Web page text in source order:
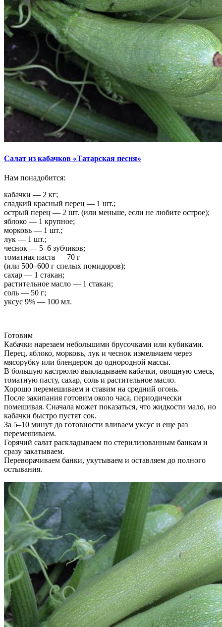
Салат из кабачков «Татарская песня»
Нам понадобится:
кабачки — 2 кг;
сладкий красный перец — 1 шт.;
острый перец — 2 шт. (или меньше, если не любите острое);
яблоко — 1 крупное;
морковь — 1 шт.;
лук — 1 шт.;
чеснок — 5–6 зубчиков;
томатная паста — 70 г
(или 500–600 г спелых помидоров);
сахар — 1 стакан;
растительное масло — 1 стакан;
соль — 50 г;
уксус 9% — 100 мл.
Готовим
Кабачки нарезаем небольшими брусочками или кубиками.
Перец, яблоко, морковь, лук и чеснок измельчаем через
мясорубку или блендером до однородной массы.
В большую кастрюлю выкладываем кабачки, овощную смесь,
томатную пасту, сахар, соль и растительное масло.
Хорошо перемешиваем и ставим на средний огонь.
После закипания готовим около часа, периодически
помешивая. Сначала может показаться, что жидкости мало, но
кабачки быстро пустят сок.
За 5–10 минут до готовности вливаем уксус и еще раз
перемешиваем.
Горячий салат раскладываем по стерилизованным банкам и
сразу закатываем.
Переворачиваем банки, укутываем и оставляем до полного
остывания.